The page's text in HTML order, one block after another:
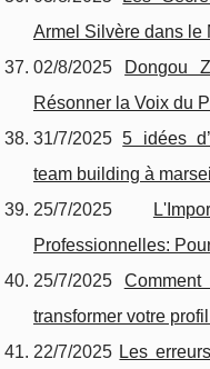
Armel Silvère dans le
02/8/2025
Dongou
Résonner la Voix du
31/7/20255 idées
team building à
25/7/2025
Professionnelles:
25/7/2025
transformer votre
22/7/2025 Les